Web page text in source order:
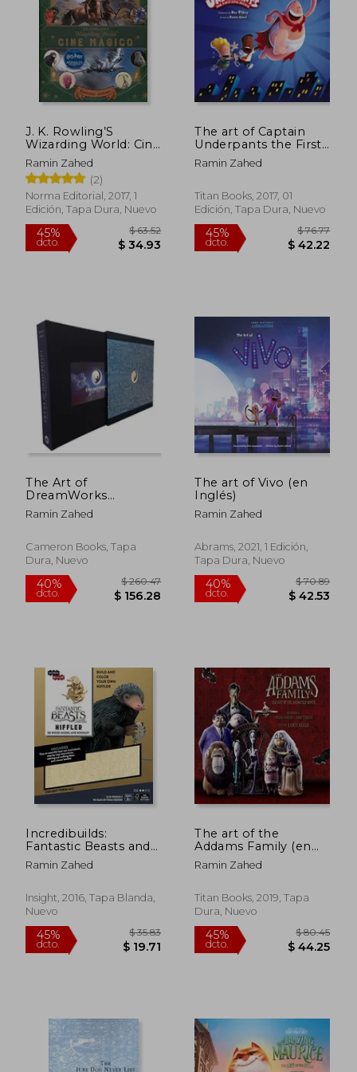
40%
dcto.
$ 88.39
$ 53.03
45%
dcto. $
J. K. Rowling’S
Wizarding World: Cine
Mágico 02
Ramin Zahed
(2)
Norma Editorial, 2017, 1
Edición, Tapa Dura, Nuevo
45% $ 63.52
The art of Captain
Underpants the First
Epic Movie (en
Inglés)
Ramin Zahed
Titan Books, 2017, 01
Edición, Tapa Dura, Nuevo
45%
The Art of
DreamWorks
Animation:
Celebrating 30 Years
Ramin Zahed
Cameron Books, Tapa
Dura, Nuevo
40% $ 260.47
The art of Vivo (en
Inglés)
Ramin Zahed
Abrams, 2021, 1 Edición,
Tapa Dura, Nuevo
40%
Incredibuilds:
Fantastic Beasts and
Where to Find Them:
Niffler 3d Wood
(en Inglés)
Ramin Zahed
Insight, 2016, Tapa Blanda,
Nuevo
The art of the
Addams Family (en
Inglés)
Ramin Zahed
Titan Books, 2019, Tapa
Dura, Nuevo